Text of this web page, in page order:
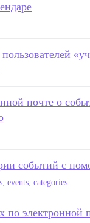
почте о
событий с
events categories
по электронной